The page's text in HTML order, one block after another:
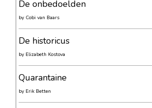
De onbedoelden
by Cobi van Baars
De historicus
by Elizabeth Kostova
Quarantaine
by Erik Betten